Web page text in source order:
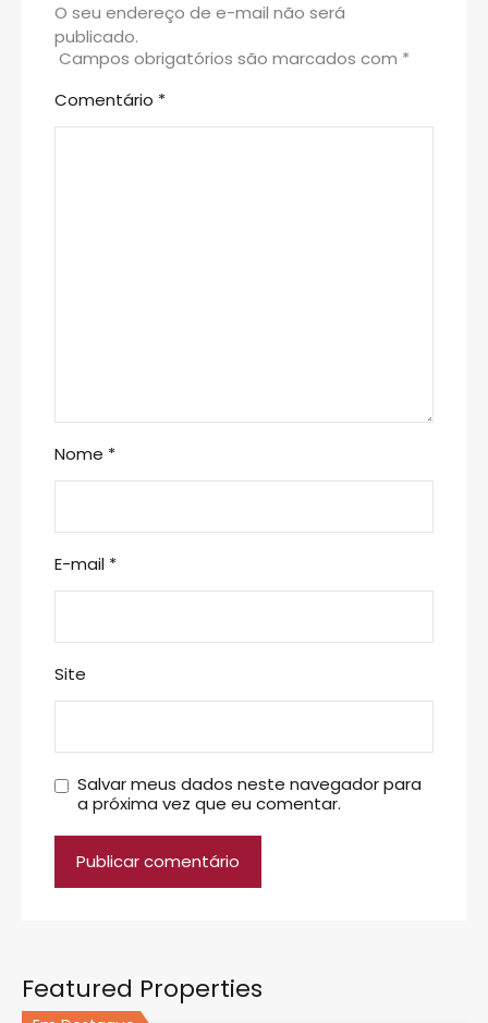
O seu endereço de e-mail não será
publicado.
Campos obrigatórios são marcados com *
Comentário *
Nome *
E-mail *
Site
Salvar meus dados neste navegador para
a próxima vez que eu comentar.
Featured Properties